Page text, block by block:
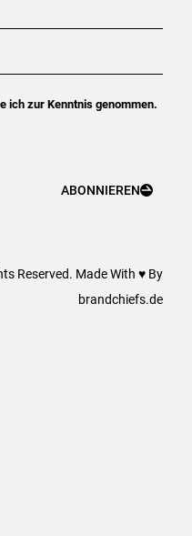
ich zur Kenntnis genommen.
ABONNIEREN
Reserved. Made With ♥ By
brandchiefs.de